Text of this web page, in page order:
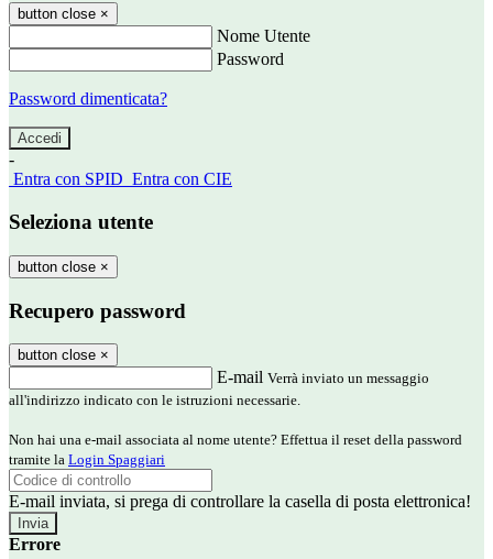
button close ×
Nome Utente
Password
Password dimenticata?
-
Entra con SPID Entra con CIE
Seleziona utente
button close ×
Recupero password
button close ×
E-mail Verrà inviato un messaggio
all'indirizzo indicato con le istruzioni necessarie.
Non hai una e-mail associata al nome utente? Effettua il reset della password
tramite la Login Spaggiari
E-mail inviata, si prega di controllare la casella di posta elettronica!
Errore